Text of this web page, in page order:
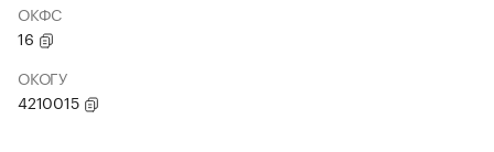
ОКФС
16
ОКОГУ
4210015